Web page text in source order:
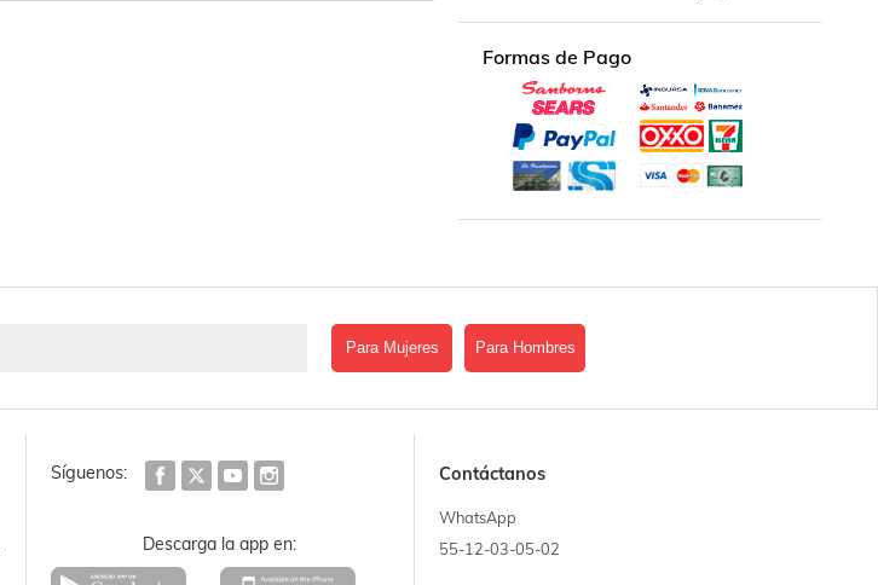
Formas de Pago
Para Mujeres Para Hombres
Síguenos:
Descarga la app en:
Contáctanos
WhatsApp
55-12-03-05-02